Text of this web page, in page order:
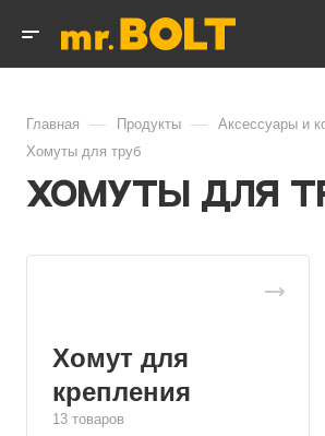
Главная — Продукты — Аксессуары и
Хомуты для труб
Хомуты для
Хомут для
крепления
13 товаров